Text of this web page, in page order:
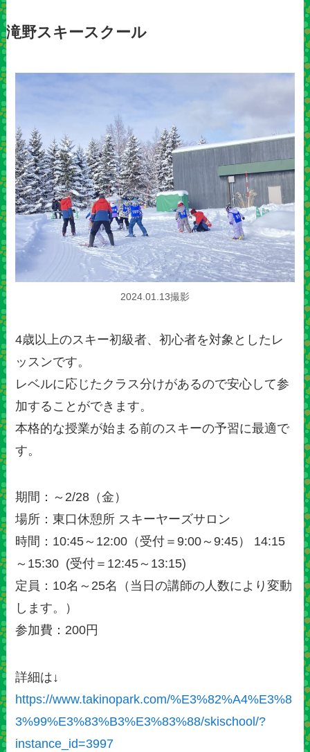
滝野スキースクール
2024.01.13撮影
4歳以上のスキー初級者、初心者を対象としたレ
ッスンです。
レベルに応じたクラス分けがあるので安心して参
加することができます。
本格的な授業が始まる前のスキーの予習に最適で
す。
期間：～2/28（金）
場所：東口休憩所 スキーヤーズサロン
時間：10:45～12:00（受付＝9:00～9:45） 14:15
～15:30 (受付＝12:45～13:15)
定員：10名～25名（当日の講師の人数により変動
します。）
参加費：200円
詳細は↓
https://www.takinopark.com/%E3%82%A4%E3%8
3%99%E3%83%B3%E3%83%88/skischool/?
instance_id=3997